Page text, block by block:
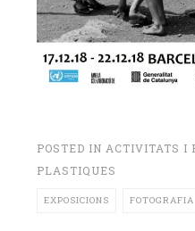
POSTED IN ACTIVITATS I
PLASTIQUES
EXPOSICIONS FOTOGRAFIA